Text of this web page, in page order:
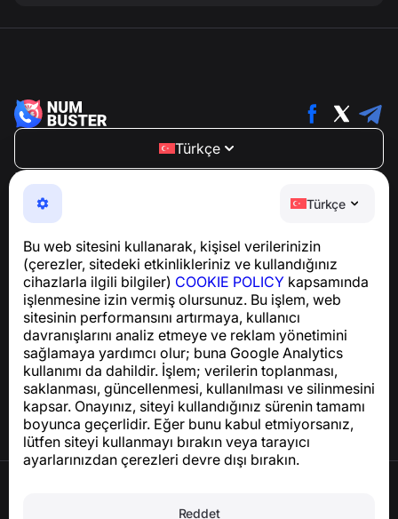
Türkçe
Bu web sitesini kullanarak, kişisel verilerinizin
(çerezler, sitedeki etkinlikleriniz ve kullandığınız
cihazlarla ilgili bilgiler) COOKIE POLICY kapsamında
işlenmesine izin vermiş olursunuz. Bu işlem, web
sitesinin performansını artırmaya, kullanıcı
davranışlarını analiz etmeye ve reklam yönetimini
sağlamaya yardımcı olur; buna Google Analytics
kullanımı da dahildir. İşlem; verilerin toplanması,
saklanması, güncellenmesi, kullanılması ve silinmesini
kapsar. Onayınız, siteyi kullandığınız sürenin tamamı
boyunca geçerlidir. Eğer bunu kabul etmiyorsanız,
lütfen siteyi kullanmayı bırakın veya tarayıcı
ayarlarınızdan çerezleri devre dışı bırakın.
Reddet
Türkçe
NumBuster © 2013—2026 ·
Telefon dolandırıcılığına, spam’e ve istenmeyen
mesajlara karşı koruma sağlayan kullanımı kolay bir
GDPR uyumluluğu ile ilgili sorular için:
support@numbuster.com
Yardım Merkezi
Haberler ve Makaleler
Proje hakkında
İletişim